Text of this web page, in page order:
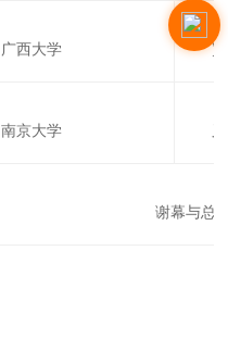
广西大学
南京大学
谢幕与总